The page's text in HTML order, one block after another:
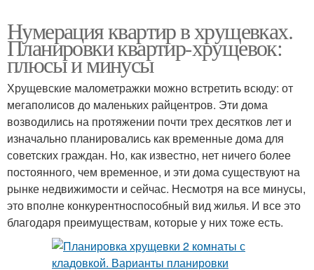
Нумерация квартир в хрущевках.
Планировки квартир-хрущевок:
плюсы и минусы
Хрущевские малометражки можно встретить всюду: от
мегаполисов до маленьких райцентров. Эти дома
возводились на протяжении почти трех десятков лет и
изначально планировались как временные дома для
советских граждан. Но, как известно, нет ничего более
постоянного, чем временное, и эти дома существуют на
рынке недвижимости и сейчас. Несмотря на все минусы,
это вполне конкурентноспособный вид жилья. И все это
благодаря преимуществам, которые у них тоже есть.